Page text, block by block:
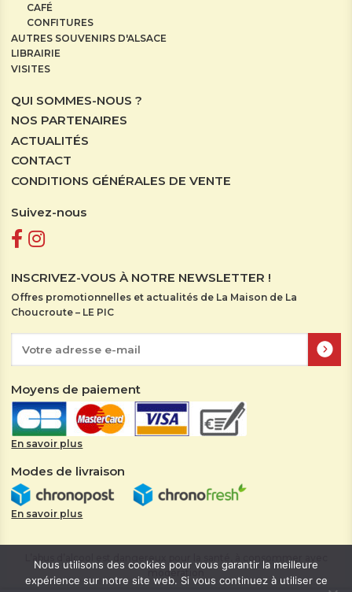
CAFÉ
CONFITURES
AUTRES SOUVENIRS D'ALSACE
LIBRAIRIE
VISITES
QUI SOMMES-NOUS ?
NOS PARTENAIRES
ACTUALITÉS
CONTACT
CONDITIONS GÉNÉRALES DE VENTE
Suivez-nous
INSCRIVEZ-VOUS À NOTRE NEWSLETTER !
Offres promotionnelles et actualités de La Maison de La
Choucroute – LE PIC
Moyens de paiement
En savoir plus
Modes de livraison
En savoir plus
L’abus d’alcool est dangereux pour la santé, à consommer avec
modération
Nous utilisons des cookies pour vous garantir la meilleure
expérience sur notre site web. Si vous continuez à utiliser ce